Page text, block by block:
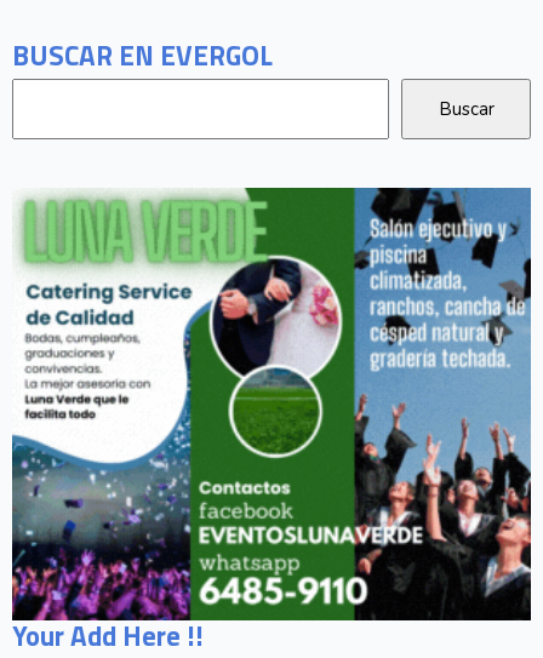
BUSCAR EN EVERGOL
Your Add Here !!